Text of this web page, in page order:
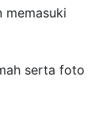
memasuki
serta foto